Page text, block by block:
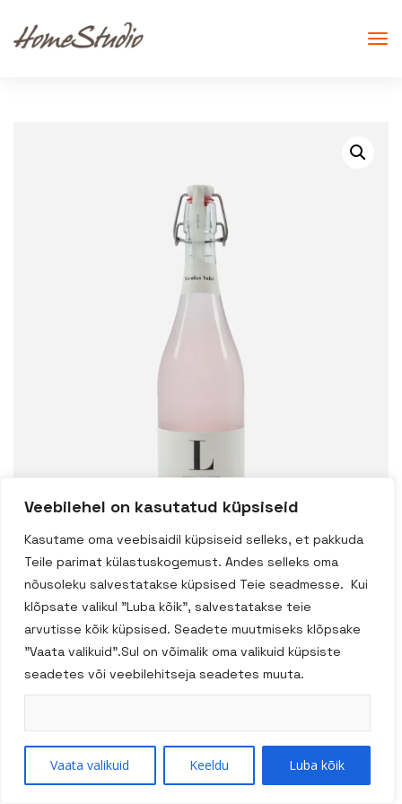
Veebilehel on kasutatud küpsiseid
Kasutame oma veebisaidil küpsiseid selleks, et pakkuda
Teile parimat külastuskogemust. Andes selleks oma
nõusoleku salvestatakse küpsised Teie seadmesse. Kui
klõpsate valikul "Luba kõik", salvestatakse teie
arvutisse kõik küpsised. Seadete muutmiseks klõpsake
"Vaata valikuid".Sul on võimalik oma valikuid küpsiste
seadetes või veebilehitseja seadetes muuta.
Vaata valikuid Keeldu Luba kõik
Nicolas Vahe Litši
maitseline limonaad
750ml